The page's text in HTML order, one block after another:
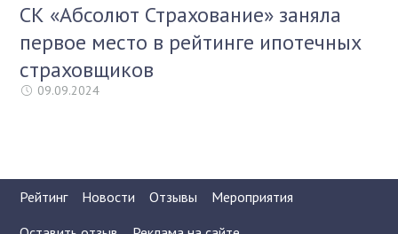
СК «Абсолют Страхование» заняла
первое место в рейтинге ипотечных
страховщиков
09.09.2024
Рейтинг Новости Отзывы
Мероприятия